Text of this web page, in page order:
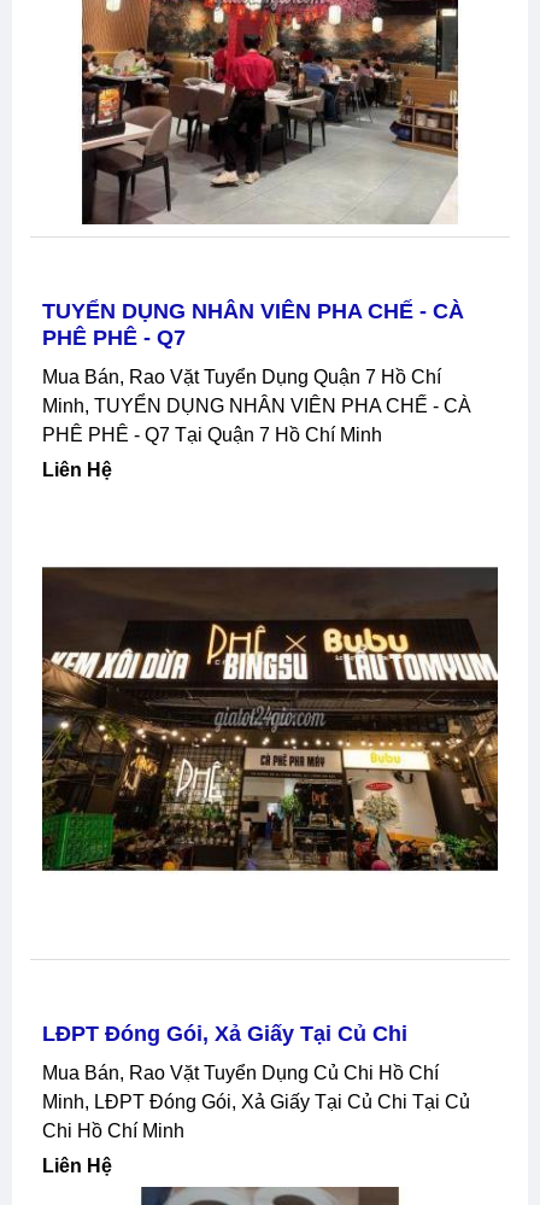
PHỤC VỤ THU NGÂN - NHẬN VIỆC NGAY
Minh, PHỤC VỤ THU NGÂN - NHẬN VIỆC NGAY
Tại Quận 10 Hồ Chí Minh
Liên Hệ
TUYỂN DỤNG NHÂN VIÊN PHA CHẾ - CÀ
PHÊ PHÊ - Q7
Mua Bán, Rao Vặt Tuyển Dụng Quận 7 Hồ Chí
Minh, TUYỂN DỤNG NHÂN VIÊN PHA CHẾ - CÀ
PHÊ PHÊ - Q7 Tại Quận 7 Hồ Chí Minh
Liên Hệ